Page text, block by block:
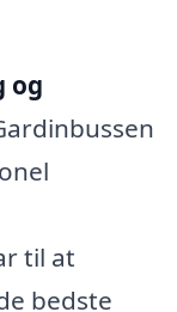
og
til at
bedste